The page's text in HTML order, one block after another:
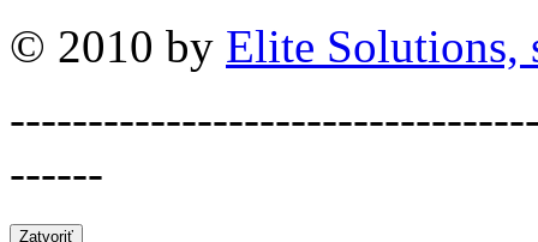
© 2010 by Elite Solutions,
------